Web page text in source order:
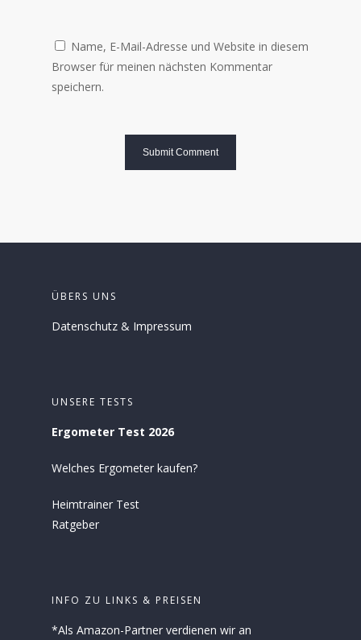
Name, E-Mail-Adresse und Website in diesem
Browser für meinen nächsten Kommentar
speichern.
ÜBERS UNS
Datenschutz & Impressum
UNSERE TESTS
Ergometer Test 2026
Welches Ergometer kaufen?
Heimtrainer Test
Ratgeber
INFO ZU LINKS & PREISEN
*Als Amazon-Partner verdienen wir an